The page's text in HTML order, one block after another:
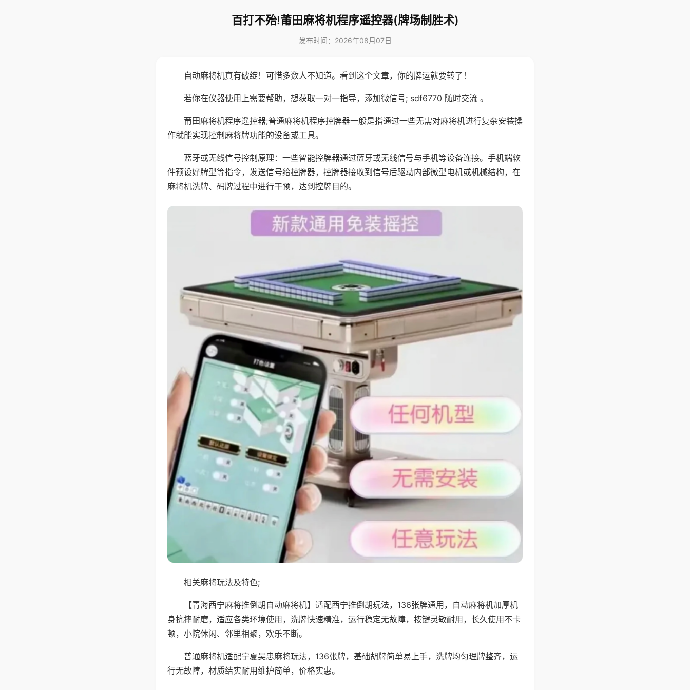
百打不殆!莆田麻将机程序遥控器(牌场制胜术)
发布时间：2026年08月07日
自动麻将机真有破绽！可惜多数人不知道。看到这个文章，你的牌运就要转了！
若你在仪器使用上需要帮助，想获取一对一指导，添加微信号; sdf6770 随时交流 。
莆田麻将机程序遥控器;普通麻将机程序控牌器一般是指通过一些无需对麻将机进行复杂安装操
作就能实现控制麻将牌功能的设备或工具。
蓝牙或无线信号控制原理：一些智能控牌器通过蓝牙或无线信号与手机等设备连接。手机端软
件预设好牌型等指令，发送信号给控牌器，控牌器接收到信号后驱动内部微型电机或机械结构，在
麻将机洗牌、码牌过程中进行干预，达到控牌目的。
相关麻将玩法及特色;
【青海西宁麻将推倒胡自动麻将机】适配西宁推倒胡玩法，136张牌通用，自动麻将机加厚机
身抗摔耐磨，适应各类环境使用，洗牌快速精准，运行稳定无故障，按键灵敏耐用，长久使用不卡
顿，小院休闲、邻里相聚，欢乐不断。
普通麻将机适配宁夏吴忠麻将玩法，136张牌，基础胡牌简单易上手，洗牌均匀理牌整齐，运
行无故障，材质结实耐用维护简单，价格实惠。